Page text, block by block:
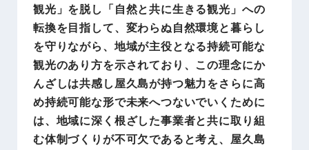
観光」を脱し「自然と共に生きる観光」への
転換を目指して、変わらぬ自然環境と暮らし
を守りながら、地域が主役となる持続可能な
観光のあり方を示されており、この理念にか
んざしは共感し屋久島が持つ魅力をさらに高
め持続可能な形で未来へつないでいくために
は、地域に深く根ざした事業者と共に取り組
む体制づくりが不可欠であると考え、屋久島